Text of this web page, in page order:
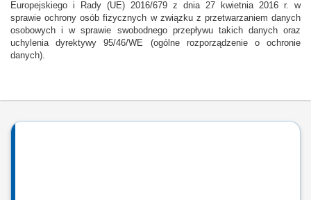
Europejskiego i Rady (UE) 2016/679 z dnia 27 kwietnia 2016 r. w
sprawie ochrony osób fizycznych w związku z przetwarzaniem danych
osobowych i w sprawie swobodnego przepływu takich danych oraz
uchylenia dyrektywy 95/46/WE (ogólne rozporządzenie o ochronie
danych).